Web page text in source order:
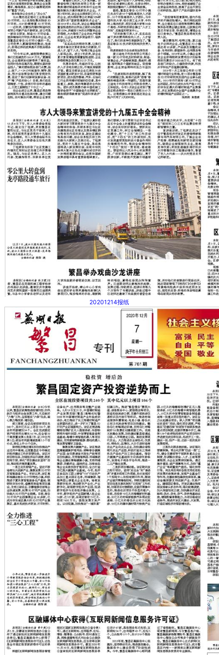
20201214报纸